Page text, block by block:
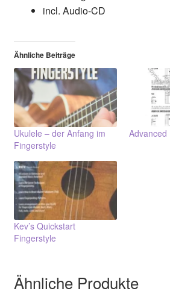
incl. Audio-CD
Ähnliche Beiträge
Ukulele – der Anfang im
Fingerstyle
Advanced
Kev’s Quickstart
Fingerstyle
Ähnliche Produkte